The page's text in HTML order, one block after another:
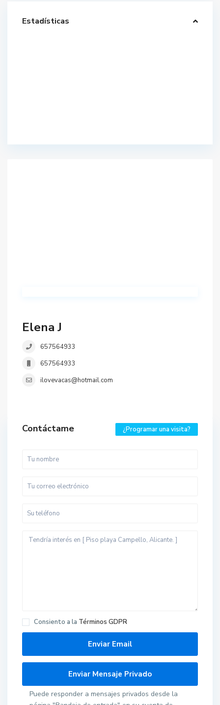
Estadísticas
Elena J
657564933
657564933
ilovevacas@hotmail.com
Contáctame ¿Programar una visita?
Consiento a la Términos GDPR
Puede responder a mensajes privados desde la